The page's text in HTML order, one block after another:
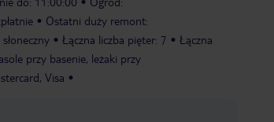
Ostatni duży remont:
słoneczny Łączna liczba pięter: 7
Łączna
przy basenie, leżaki przy
Visa